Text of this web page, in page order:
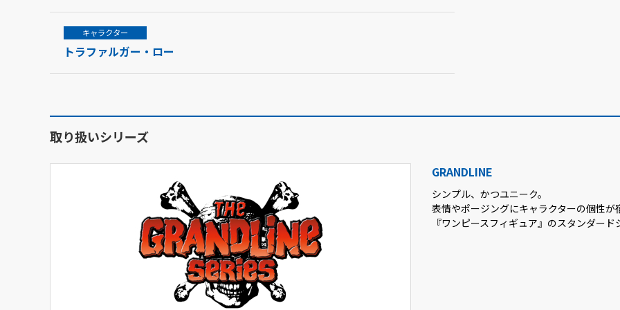
キャラクター
トラファルガー・ロー
取り扱いシリーズ
GRANDLINE
シンプル、かつユニーク。
表情やポージングにキャラクターの個性が
『ワンピースフィギュア』のスタンダード